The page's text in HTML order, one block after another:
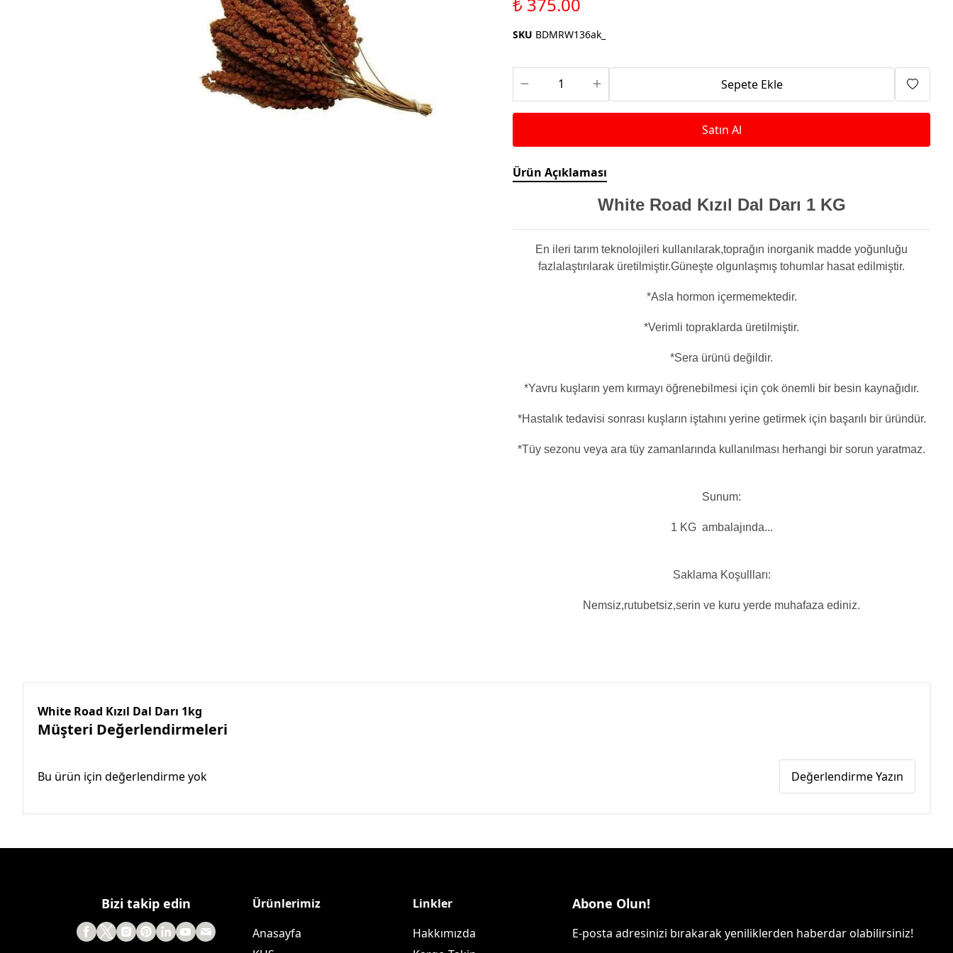
Saka ve Doğa Kuşu
Yemleri
Güvercin Yemleri
Kumlar
Mamalar
Krakerler
Kalamar Kemiği ve Gaga
Aparatları
SKU BDMRW136ak_
Sepete Ekle
Satın Al
Ürün Açıklaması
White Road Kızıl Dal Darı 1 KG
En ileri tarım teknolojileri kullanılarak,toprağın inorganik madde yoğunluğu
fazlalaştırılarak üretilmiştir.Güneşte olgunlaşmış tohumlar hasat edilmiştir.
*Asla hormon içermemektedir.
*Verimli topraklarda üretilmiştir.
*Sera ürünü değildir.
*Yavru kuşların yem kırmayı öğrenebilmesi için çok önemli bir besin kaynağıdır.
*Hastalık tedavisi sonrası kuşların iştahını yerine getirmek için başarılı bir üründür.
*Tüy sezonu veya ara tüy zamanlarında kullanılması herhangi bir sorun yaratmaz.
Sunum:
1 KG ambalajında...
Saklama Koşullları:
Nemsiz,rutubetsiz,serin ve kuru yerde muhafaza ediniz.
White Road Kızıl Dal Darı 1kg
Müşteri Değerlendirmeleri
Bu ürün için değerlendirme yok Değerlendirme Yazın
Bizi takip edin
Ürünlerimiz
Anasayfa
Linkler
Hakkımızda
Abone Olun!
E-posta adresinizi bırakarak yeniliklerden haberdar olabilirsiniz!